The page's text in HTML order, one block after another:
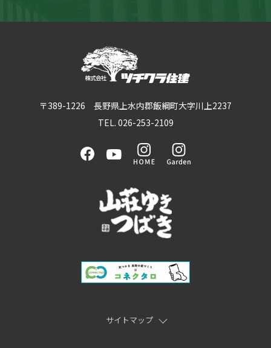
〒389-1226 長野県上水内郡飯綱町大字川上2237
TEL. 026-253-2109
サイトマップ